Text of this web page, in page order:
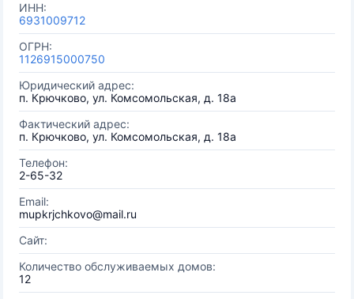
ИНН:
6931009712
ОГРН:
1126915000750
Юридический адрес:
п. Крючково, ул. Комсомольская, д. 18а
Фактический адрес:
п. Крючково, ул. Комсомольская, д. 18а
Телефон:
2-65-32
Email:
mupkrjchkovo@mail.ru
Сайт:
Количество обслуживаемых домов:
12